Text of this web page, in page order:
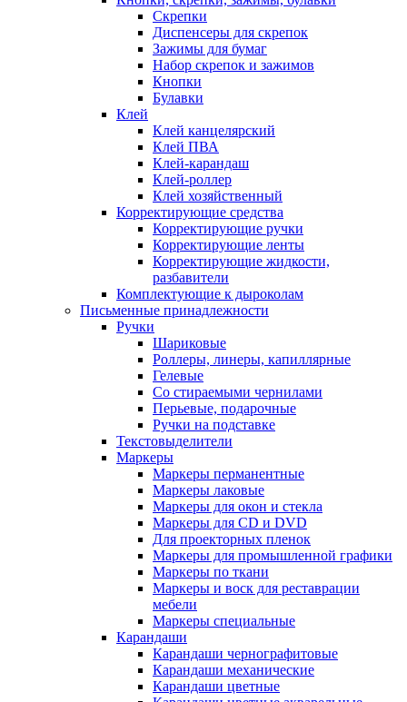
Скрепки
Диспенсеры для скрепок
Зажимы для бумаг
Набор скрепок и зажимов
Кнопки
Булавки
Клей
Клей канцелярский
Клей ПВА
Клей-карандаш
Клей-роллер
Клей хозяйственный
Корректирующие средства
Корректирующие ручки
Корректирующие ленты
Корректирующие жидкости,
разбавители
Комплектующие к дыроколам
Письменные принадлежности
Ручки
Шариковые
Роллеры, линеры, капиллярные
Гелевые
Со стираемыми чернилами
Перьевые, подарочные
Ручки на подставке
Текстовыделители
Маркеры
Маркеры перманентные
Маркеры лаковые
Маркеры для окон и стекла
Маркеры для CD и DVD
Для проекторных пленок
Маркеры для промышленной графики
Маркеры по ткани
Маркеры и воск для реставрации
мебели
Маркеры специальные
Карандаши
Карандаши чернографитовые
Карандаши механические
Карандаши цветные